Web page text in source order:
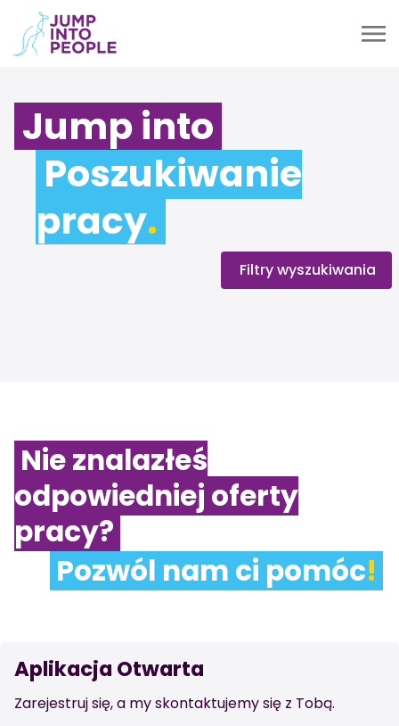
Jump into
Poszukiwanie
pracy.
Filtry wyszukiwania
Nie znalazłeś
odpowiedniej oferty
pracy?
Pozwól nam ci pomóc!
Aplikacja Otwarta
Zarejestruj się, a my skontaktujemy się z Tobą.